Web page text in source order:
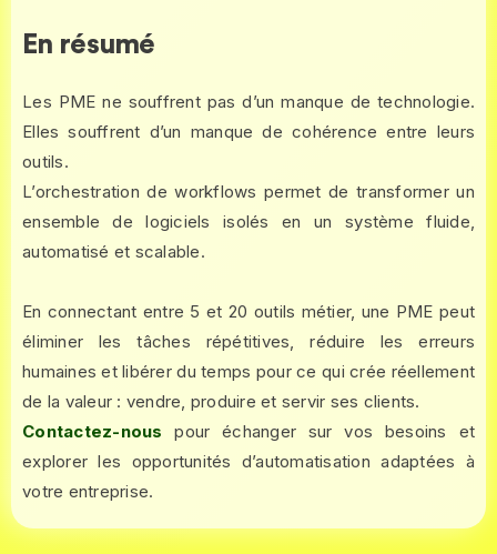
En résumé
Les PME ne souffrent pas d’un manque de technologie.
Elles souffrent d’un manque de cohérence entre leurs
outils.
L’orchestration de workflows permet de transformer un
ensemble de logiciels isolés en un système fluide,
automatisé et scalable.
En connectant entre 5 et 20 outils métier, une PME peut
éliminer les tâches répétitives, réduire les erreurs
humaines et libérer du temps pour ce qui crée réellement
de la valeur : vendre, produire et servir ses clients.
Contactez-nous pour échanger sur vos besoins et
explorer les opportunités d’automatisation adaptées à
votre entreprise.